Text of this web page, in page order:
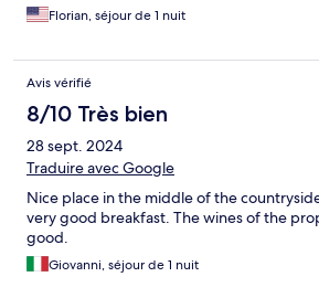
Florian, séjour de 1 nuit
Avis vérifié
8/10 Très bien
28 sept. 2024
Traduire avec Google
Nice place in the middle of the
very good breakfast. The wines of the
good.
Giovanni, séjour de 1 nuit